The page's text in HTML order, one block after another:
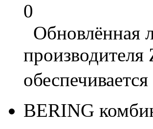
0
Обновлённая
BERING